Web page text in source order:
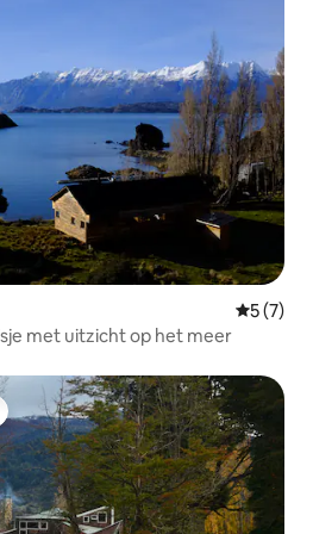
5 (7)
met uitzicht op het meer